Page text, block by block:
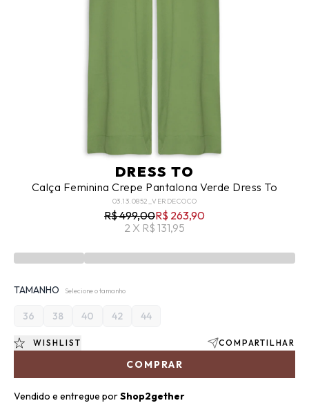
DRESS TO
Calça Feminina Crepe Pantalona Verde Dress To
03.13.0852_VERDECOCO
R$ 499,00R$ 263,90
2 X R$ 131,95
TAMANHO Selecione o tamanho
36 38 40 42 44
COMPRAR
WISHLIST COMPARTILHAR
Vendido e entregue porShop2gether